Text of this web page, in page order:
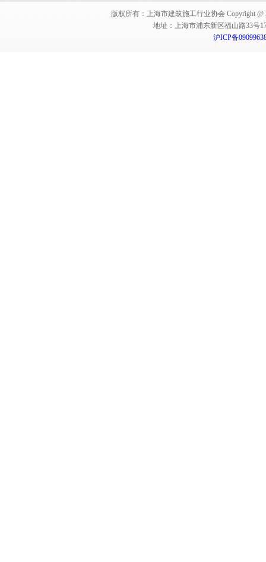
版权所有：上海市建筑施工行业协会 Copyright @
地址：上海市浦东新区福山路33号
沪ICP备